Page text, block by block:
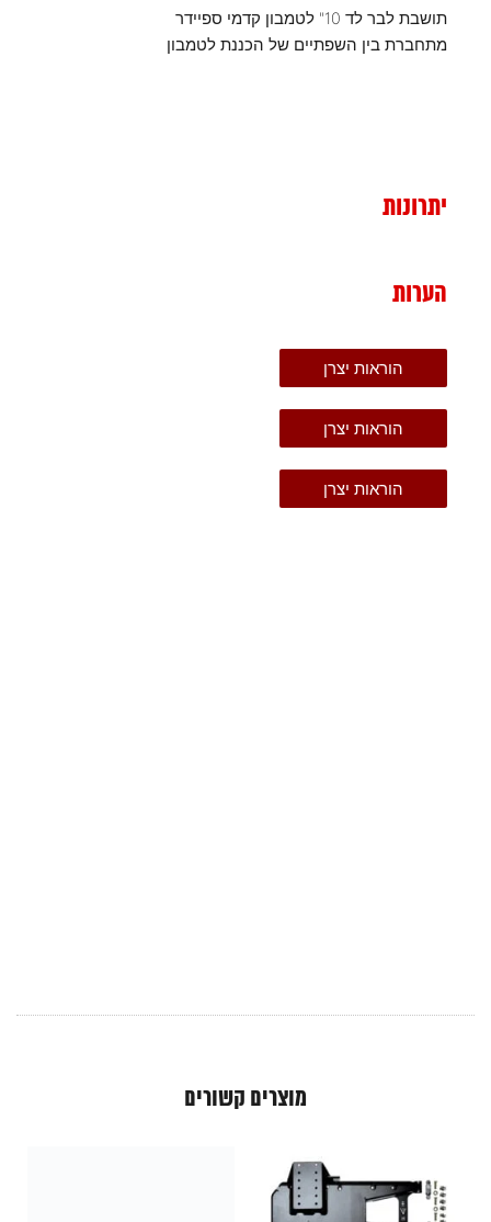
תושבת לבר לד 10" לטמבון קדמי ספיידר
מתחברת בין השפתיים של הכננת לטמבון
יתרונות
הערות
הוראות יצרן
הוראות יצרן
הוראות יצרן
מוצרים קשורים